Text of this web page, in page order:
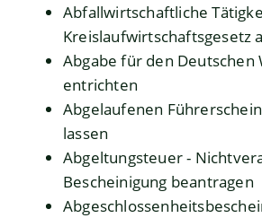
Abfallwirtschaftliche
Kreislaufwirtschaftsgesetz
Abgabe für den Deutschen
entrichten
Abgelaufenen
lassen
Abgeltungsteuer -
Bescheinigung beantragen